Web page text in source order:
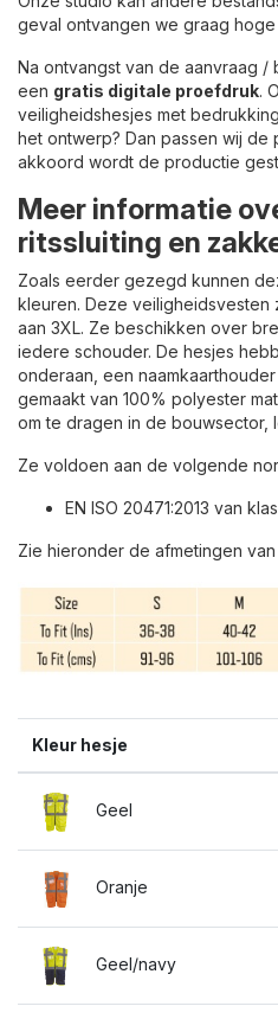
geval ontvangen we graag
Na ontvangst van de aanvraag
een gratis digitale proefdruk.
veiligheidshesjes met
het ontwerp? Dan passen wij
akkoord wordt de productie
Meer informatie
ritssluiting en
Zoals eerder gezegd kunnen
kleuren. Deze veiligheidsvesten
aan 3XL. Ze beschikken over
iedere schouder. De hesjes
onderaan, een
gemaakt van 100% polyester
om te dragen in de bouwsector,
Ze voldoen aan de volgende
EN ISO 20471:2013 van
Zie hieronder de afmetingen
Kleur hesje
Geel
Oranje
Geel/navy